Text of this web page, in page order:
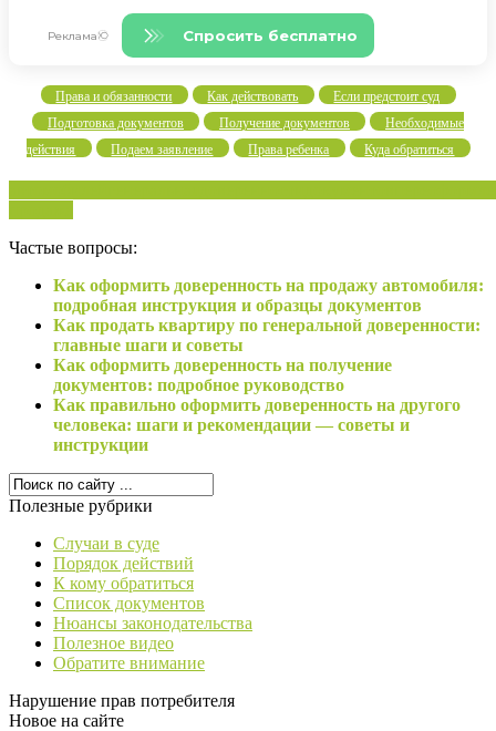
Права и обязанности Как действовать
Если предстоит суд
Подготовка документов
Получение документов
Необходимые
действия
Подаем заявление Права ребенка Куда обратиться
Частые вопросы:
Как оформить доверенность на продажу автомобиля:
подробная инструкция и образцы документов
Как продать квартиру по генеральной доверенности:
главные шаги и советы
Как оформить доверенность на получение
документов: подробное руководство
Как правильно оформить доверенность на другого
человека: шаги и рекомендации — советы и
инструкции
Полезные рубрики
Случаи в суде
Порядок действий
К кому обратиться
Список документов
Нюансы законодательства
Полезное видео
Обратите внимание
Нарушение прав потребителя
Новое на сайте